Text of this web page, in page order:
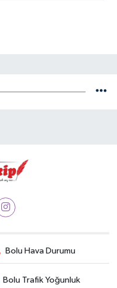
Bolu Hava Durumu
Bolu Trafik Yoğunluk